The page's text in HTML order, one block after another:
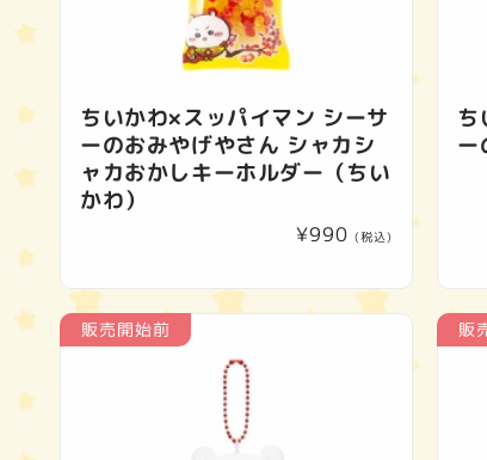
ちいかわ×スッパイマン シーサ
ーのおみやげやさん シャカシ
ャカおかしキーホルダー（ちい
かわ）
通
格
¥990 (税込)
ち
ー
販売開始前 販